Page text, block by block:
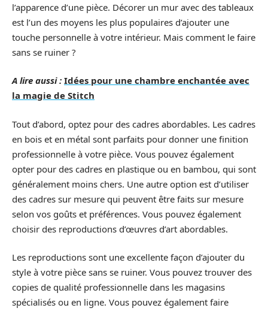
l’apparence d’une pièce. Décorer un mur avec des tableaux
est l’un des moyens les plus populaires d’ajouter une
touche personnelle à votre intérieur. Mais comment le faire
sans se ruiner ?
A lire aussi : Idées pour une chambre enchantée avec
la magie de Stitch
Tout d’abord, optez pour des cadres abordables. Les cadres
en bois et en métal sont parfaits pour donner une finition
professionnelle à votre pièce. Vous pouvez également
opter pour des cadres en plastique ou en bambou, qui sont
généralement moins chers. Une autre option est d’utiliser
des cadres sur mesure qui peuvent être faits sur mesure
selon vos goûts et préférences. Vous pouvez également
choisir des reproductions d’œuvres d’art abordables.
Les reproductions sont une excellente façon d’ajouter du
style à votre pièce sans se ruiner. Vous pouvez trouver des
copies de qualité professionnelle dans les magasins
spécialisés ou en ligne. Vous pouvez également faire